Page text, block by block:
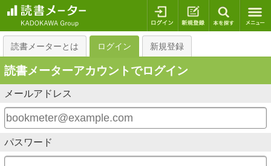
ログイン 新規登録
読書メーターとは ログイン 新規登録
読書メーターアカウントでログイン
メールアドレス
パスワード